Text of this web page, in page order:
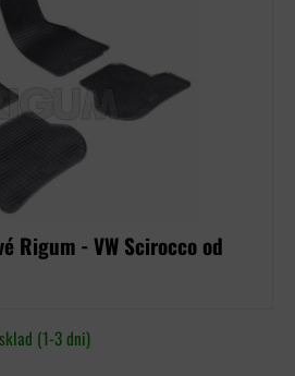
Rigum - VW Scirocco od
(1-3 dni)